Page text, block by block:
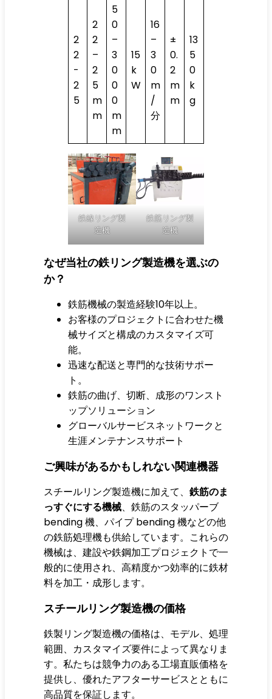
2
2
-
2
5
2
2
–
2
5
m
m
5
0
–
3
0
0
0
m
m
15
k
W
16
–
3
0
m
/
分
±
0.
2
m
m
13
5
0
k
g
鉄線リング製
造機
鉄筋リング製
造機
なぜ当社の鉄リング製造機を選ぶの
か？
鉄筋機械の製造経験10年以上。
お客様のプロジェクトに合わせた機
械サイズと構成のカスタマイズ可
能。
迅速な配送と専門的な技術サポー
ト。
鉄筋の曲げ、切断、成形のワンスト
ップソリューション
グローバルサービスネットワークと
生涯メンテナンスサポート
ご興味があるかもしれない関連機器
スチールリング製造機に加えて、 鉄筋のま
っすぐにする機械、鉄筋のスタッパーブ
bending 機、パイプ bending 機などの他
の鉄筋処理機も供給しています。これらの
機械は、建設や鉄鋼加工プロジェクトで一
般的に使用され、高精度かつ効率的に鉄材
料を加工・成形します。
スチールリング製造機の価格
鉄製リング製造機の価格は、モデル、処理
範囲、カスタマイズ要件によって異なりま
す。私たちは競争力のある工場直販価格を
提供し、優れたアフターサービスとともに
高品質を保証します。